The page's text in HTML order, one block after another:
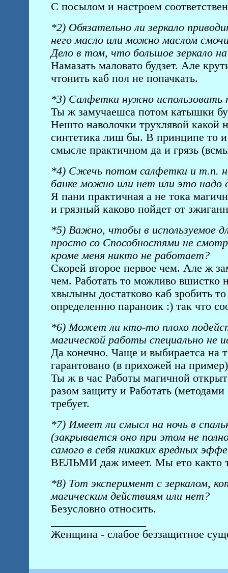
С посылом и настроем
*2) Обязательно ли зеркало
него масло или можно маслом
Дело в том, что большое зеркало
Намазать маловато будзет. Але
чтонить каб пол не попачкать.
*3) Салфетки нужно
Ты ж замучаешса потом катышки
Нешто наволочки трухлявой какой
синтетика лиш бы. В принципе то и
смысле практичном да и грязь
*4) Сжечь потом салфетки и т.п.
банке можно или нет или это надо
Я пани практичная а не тока
и грязный каково пойдет от
*5) Важно, чтобы в используемое
просто со Cпособностями не
кроме меня никто не работает?
Скорей второе первое чем. Але ж
чем. Работать то можливо вшистко
хвылыны достатково каб зробить
определенню параноик :) так что
*6) Может ли кто-то плохо
магической работы специально не
Да конечно. Чаще и выбираетса на
гарантовано (в прихожей на
Ты ж в час Работы магичной
разом защиту и Работать
требует.
*7) Имеет ли смысл на ночь в
(закрывается оно при этом не
самого в себя никаких вредных
ВЕЛЬМИ даж имеет. Мы ето както
*8) Тот эксперимент с зеркалом,
магическим действиям или нет?
Безусловно относить.
Женщина - слабое беззащитное